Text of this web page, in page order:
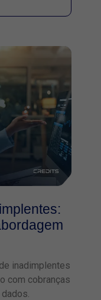
inadimplentes
com cobranças